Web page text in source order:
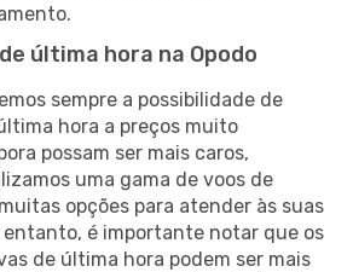
última hora na Opodo
sempre a possibilidade de
hora a preços muito
possam ser mais caros,
uma gama de voos de
opções para atender às suas
entanto, é importante notar que os
de última hora podem ser mais